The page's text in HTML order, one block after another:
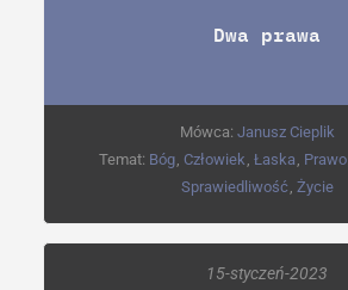
Dwa prawa
Mówca:Janusz Cieplik
Temat: Bóg, Człowiek , Łaska, Prawo
Sprawiedliwość ,Życie
15-styczeń-2023